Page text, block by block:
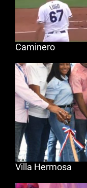
Caminero
Villa Hermosa